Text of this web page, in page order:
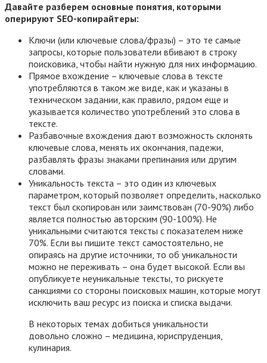
Давайте разберем основные понятия, которыми
оперируют SEO-копирайтеры:
Ключи (или ключевые слова/фразы) – это те самые
запросы, которые пользователи вбивают в строку
поисковика, чтобы найти нужную для них информацию.
Прямое вхождение – ключевые слова в тексте
употребляются в таком же виде, как и указаны в
техническом задании, как правило, рядом еще и
указывается количество употреблений это слова в
тексте.
Разбавочные вхождения дают возможность склонять
ключевые слова, менять их окончания, падежи,
разбавлять фразы знаками препинания или другим
словами.
Уникальность текста – это один из ключевых
параметром, который позволяет определить, насколько
текст был скопирован или заимствован (70-90%) либо
является полностью авторским (90-100%). Не
уникальными считаются тексты с показателем ниже
70%. Если вы пишите текст самостоятельно, не
опираясь на другие источники, то об уникальности
можно не переживать – она будет высокой. Если вы
опубликуете неуникальные тексты, то рискуете
санкциями со стороны поисковых машин, которые могут
исключить ваш ресурс из поиска и списка выдачи.
В некоторых темах добиться уникальности
довольно сложно – медицина, юриспруденция,
кулинария.